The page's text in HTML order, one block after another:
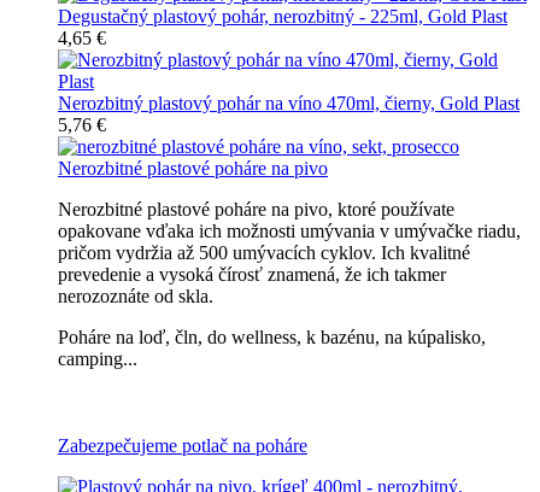
Degustačný plastový pohár, nerozbitný - 225ml, Gold Plast
4,65 €
Nerozbitný plastový pohár na víno 470ml, čierny, Gold Plast
5,76 €
Nerozbitné plastové poháre na pivo
Nerozbitné plastové poháre na pivo, ktoré používate
opakovane vďaka ich možnosti umývania v umývačke riadu,
pričom vydržia až 500 umývacích cyklov. Ich kvalitné
prevedenie a vysoká čírosť znamená, že ich takmer
nerozoznáte od skla.
Poháre na loď, čln, do wellness, k bazénu, na kúpalisko,
camping...
Zabezpečujeme potlač na poháre